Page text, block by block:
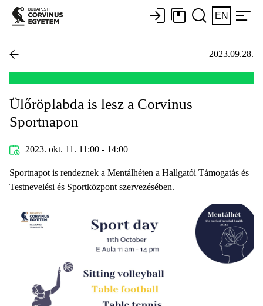
EN
2023.09.28.
Ülőröplabda is lesz a Corvinus
Sportnapon
2023. okt. 11. 11:00 - 14:00
Sportnapot is rendeznek a Mentálhéten a Hallgatói Támogatás és
Testnevelési és Sportközpont szervezésében.